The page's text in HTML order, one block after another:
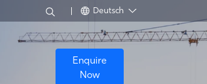
Deutsch
Enquire
Now